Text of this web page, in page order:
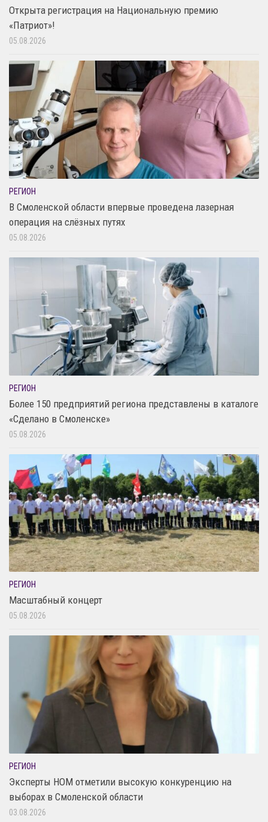
Открыта регистрация на Национальную премию
«Патриот»!
05.08.2026
РЕГИОН
В Смоленской области впервые проведена лазерная
операция на слёзных путях
05.08.2026
РЕГИОН
Более 150 предприятий региона представлены в каталоге
«Сделано в Смоленске»
05.08.2026
РЕГИОН
Масштабный концерт
05.08.2026
РЕГИОН
Эксперты НОМ отметили высокую конкуренцию на
выборах в Смоленской области
03.08.2026